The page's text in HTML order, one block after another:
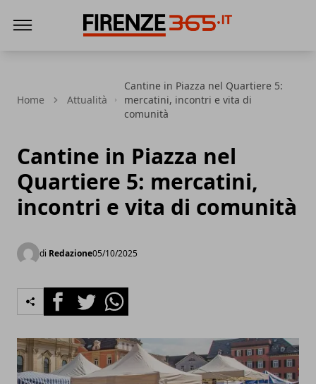
Home Attualità
Cantine in Piazza nel Quartiere 5:
mercatini, incontri e vita di
comunità
Cantine in Piazza nel
Quartiere 5: mercatini,
incontri e vita di comunità
di Redazione05/10/2025
FacebookTwitterWhatsapp